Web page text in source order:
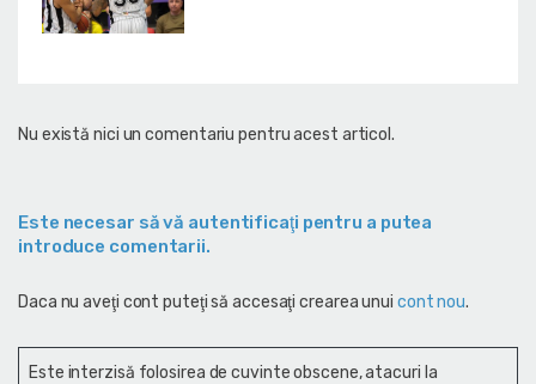
Nu există nici un comentariu pentru acest articol.
Este necesar să vă autentificaţi pentru a putea
introduce comentarii.
Daca nu aveţi cont puteţi să accesaţi crearea unui cont nou.
Este interzisă folosirea de cuvinte obscene, atacuri la